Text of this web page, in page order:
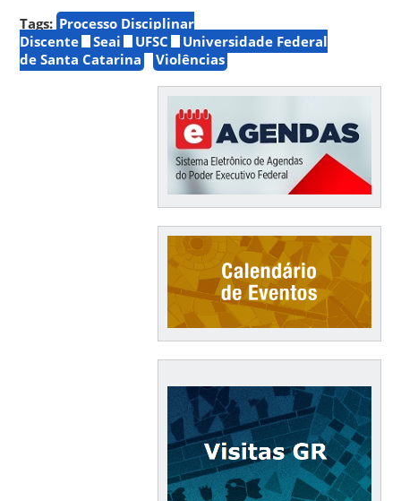
Tags: Processo Disciplinar
Discente
Seai UFSC
Universidade Federal
de Santa Catarina
Violências